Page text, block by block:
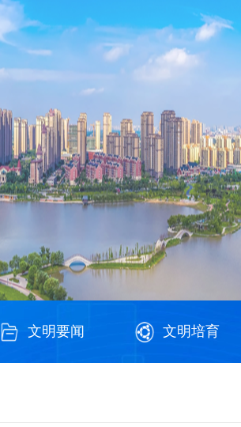
文明要闻 文明培育